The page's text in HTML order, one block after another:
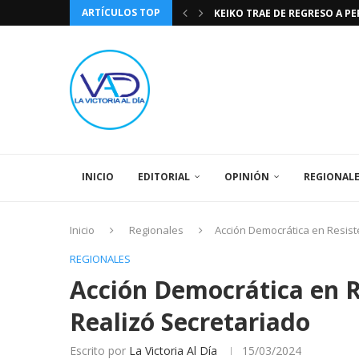
ARTÍCULOS TOP
KEIKO TRAE DE REGRESO A
INICIO EDITORIAL OPINIÓN
Inicio Regionales
Acción Democrática en
REGIONALES
Acción Democrática en
Realizó Secretariado
Escrito por La Victoria Al Día 15/03/2024